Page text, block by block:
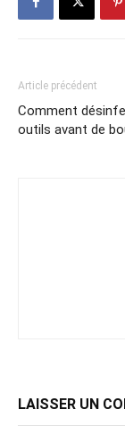
Article précédent
Comment
outils avant de
LAISSER UN